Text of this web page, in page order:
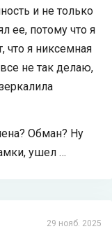
и не только
ее, потому что я
что я никсемная
не так делаю,
Обман? Ну
ушел …
29 нояб. 2025